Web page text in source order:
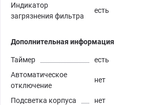
Индикатор
загрязнения фильтра
есть
Дополнительная информация
Таймер
есть
Автоматическое
отключение
нет
Подсветка корпуса
нет